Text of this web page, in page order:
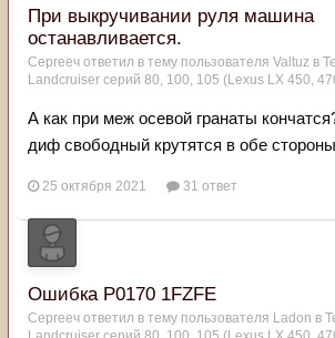
При выкручивании руля машина
останавливается.
Сергееч ответил в тему пользователя Valtuz в
Landcruiser серий 80, 100, 105 (Lexus LX 450,
А как при меж осевой гранаты
диф свободный крутятся в обе
25 октября 2021 31 ответ
Ошибка P0170 1FZFE
Сергееч ответил в тему пользователя Ladon в